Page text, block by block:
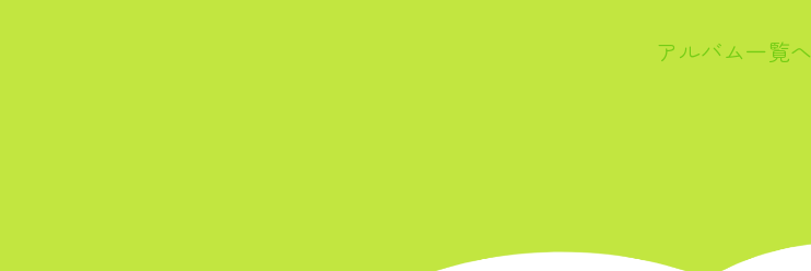
アルバム一覧へ